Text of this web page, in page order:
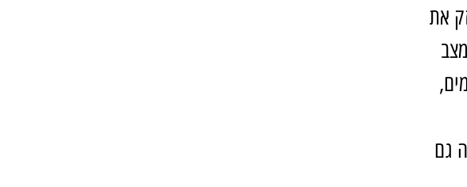
את
גם